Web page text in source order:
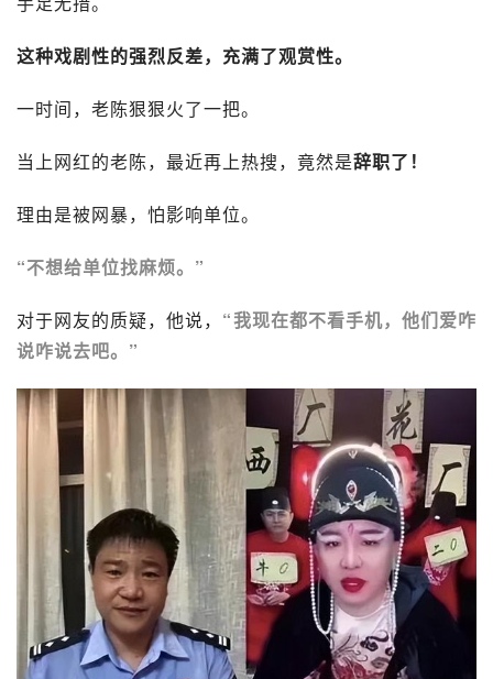
这种戏剧性的强烈反差，充满了观赏性。
一时间，老陈狠狠火了一把。
当上网红的老陈，最近再上热搜，竟然是辞职了！
理由是被网暴，怕影响单位。
“不想给单位找麻烦。”
对于网友的质疑，他说， “我现在都不看手机，他们爱咋
说咋说去吧。”